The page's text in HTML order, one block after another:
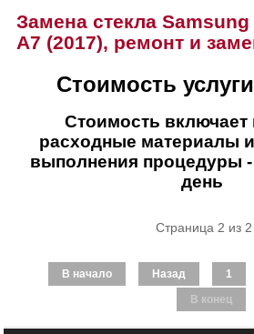
Замена стекла Samsung
A7 (2017), ремонт и
Стоимость
Стоимость включает
расходные материалы
выполнения процедуры
день
Страница 2 из 2
В начало Назад 1
В конец